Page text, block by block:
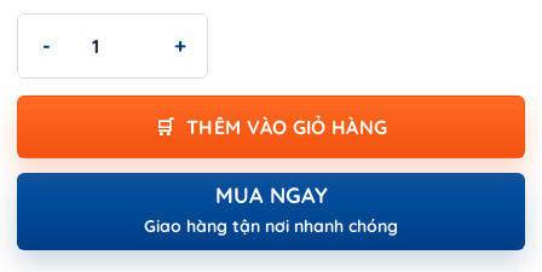
THÊM VÀO GIỎ HÀNG
MUA NGAY
Giao hàng tận nơi nhanh chóng